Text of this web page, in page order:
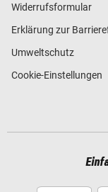
Widerrufsformular
Erklärung zur
Umweltschutz
Cookie-Einstellungen